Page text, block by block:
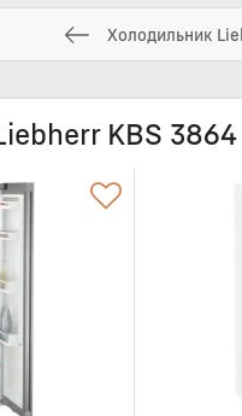
Холодильник
KBS 3864